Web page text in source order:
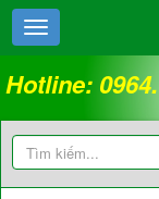
Hotline:
18008262